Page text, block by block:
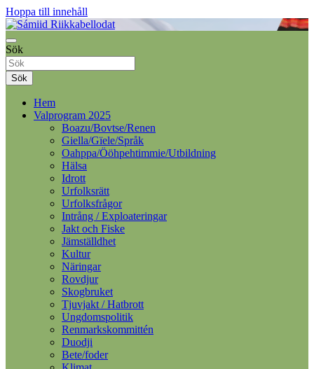
Hoppa till innehåll
Sámiid Riikkabellodat
Samelandspartiet
Sök
Sök
Hem
Valprogram 2025
Boazu/Bovtse/Renen
Giella/Gïele/Språk
Oahppa/Ööhpehtimmie/Utbildning
Hälsa
Idrott
Urfolksrätt
Urfolksfrågor
Intrång / Exploateringar
Jakt och Fiske
Jämställdhet
Kultur
Näringar
Rovdjur
Skogbruket
Tjuvjakt / Hatbrott
Ungdomspolitik
Renmarkskommittén
Duodji
Bete/foder